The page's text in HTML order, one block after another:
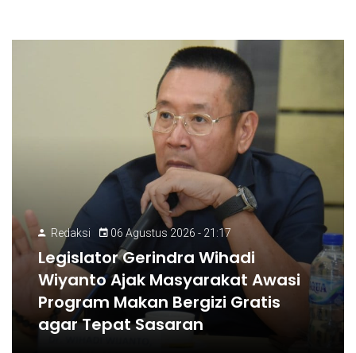
Redaksi 06 Agustus 2026 - 21:17
Legislator Gerindra Wihadi
Wiyanto Ajak Masyarakat Awasi
Program Makan Bergizi Gratis
agar Tepat Sasaran